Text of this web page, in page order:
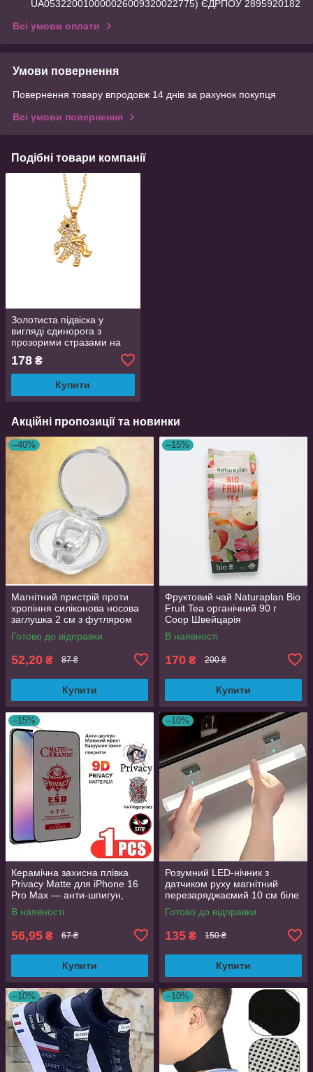
UA053220010000026009320022775) ЄДРПОУ 2895920182
Всі умови оплати
Умови повернення
Повернення товару впродовж 14 днів за рахунок покупця
Всі умови повернення
Подібні товари компанії
Золотиста підвіска у
вигляді єдинорога з
прозорими стразами на
ланцюжку, кулон 2.5х1.7
см
178 ₴
Купити
Акційні пропозиції та новинки
–40%
Магнітний пристрій проти
хропіння силіконова носова
заглушка 2 см з футляром
Готово до відправки
52,20 ₴ 87 ₴
Купити
–15%
Фруктовий чай Naturaplan Bio
Fruit Tea органічний 90 г
Coop Швейцарія
В наявності
170 ₴ 200 ₴
Купити
–15%
Керамічна захисна плівка
Privacy Matte для iPhone 16
Pro Max — анти-шпигун,
матова, Full Glue
В наявності
56,95 ₴ 67 ₴
Купити
–10%
Розумний LED-нічник з
датчиком руху магнітний
перезаряджаємий 10 см біле
світло
Готово до відправки
135 ₴ 150 ₴
Купити
–10% –10%